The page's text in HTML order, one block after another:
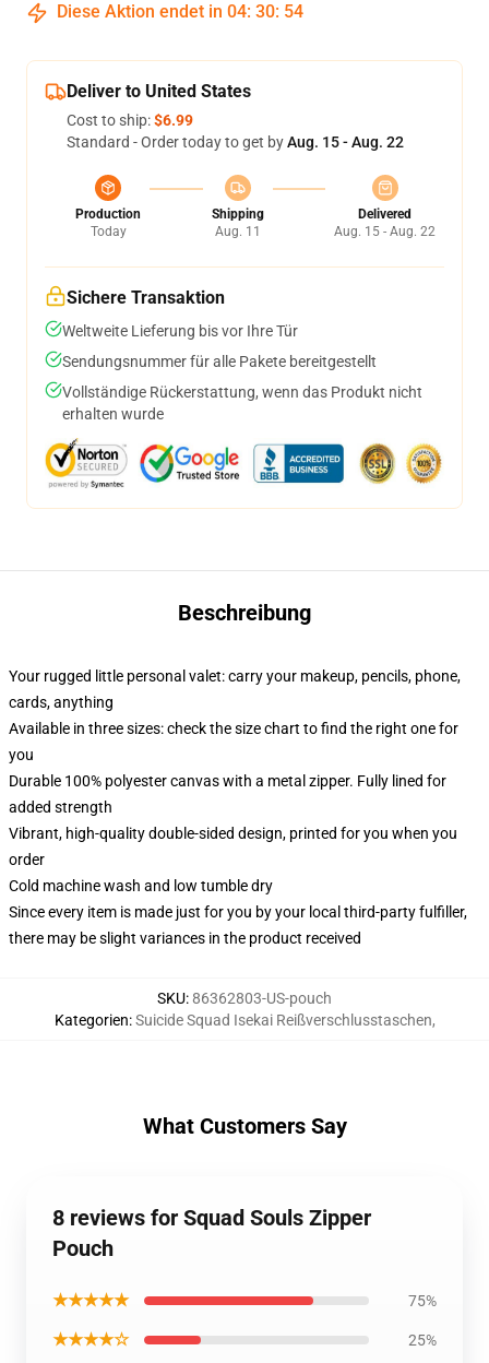
Diese Aktion endet in 04: 30: 54
Deliver to United States
Cost to ship:$6.99
Standard - Order today to get byAug. 15 - Aug. 22
Production
Today
Shipping
Aug. 11
Delivered
Aug. 15 - Aug. 22
Sichere Transaktion
Weltweite Lieferung bis vor Ihre Tür
Sendungsnummer für alle Pakete bereitgestellt
Vollständige Rückerstattung, wenn das Produkt nicht
erhalten wurde
Beschreibung
Your rugged little personal valet: carry your makeup, pencils, phone,
cards, anything
Available in three sizes: check the size chart to find the right one for
you
Durable 100% polyester canvas with a metal zipper. Fully lined for
added strength
Vibrant, high-quality double-sided design, printed for you when you
order
Cold machine wash and low tumble dry
Since every item is made just for you by your local third-party fulfiller,
there may be slight variances in the product received
SKU:86362803-US-pouch
Kategorien:Suicide Squad Isekai Reißverschlusstaschen,
What Customers Say
8 reviews for Squad Souls Zipper
Pouch
★★★★★ 75%
★★★★☆ 25%